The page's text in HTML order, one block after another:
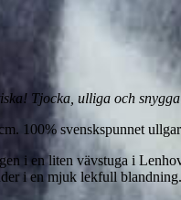
Tjocka, ulliga och
100% svenskspunnet
i en liten vävstuga i
i en mjuk lekfull